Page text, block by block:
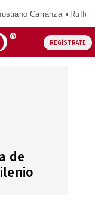
Carranza Ruffo
REGÍSTRATE
de